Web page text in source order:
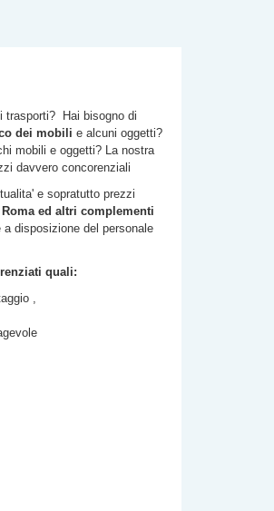
trasporti? Hai bisogno di
dei mobili e alcuni oggetti?
mobili e oggetti? La nostra
davvero concorenziali
e sopratutto prezzi
ed altri complementi
disposizione del personale
quali:
,